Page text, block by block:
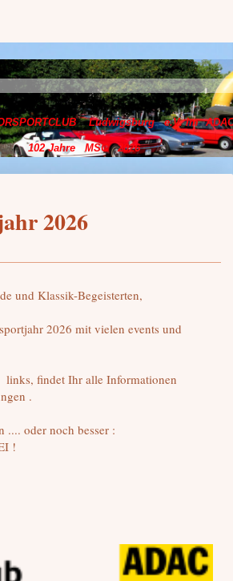
Ludwigsburg e.V. im
MSC 2026
2026
und Klassik-Begeisterten,
2026 mit vielen events und
findet Ihr alle Informationen
.
.... oder noch besser :
!